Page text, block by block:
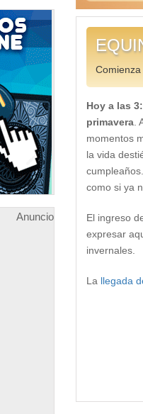
Anuncio
Hoy a las
primavera.
momentos
la vida
como si ya
El ingreso
expresar
invernales.
La llegada